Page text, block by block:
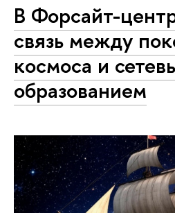
В Форсайт-
связь между
космоса и
образованием